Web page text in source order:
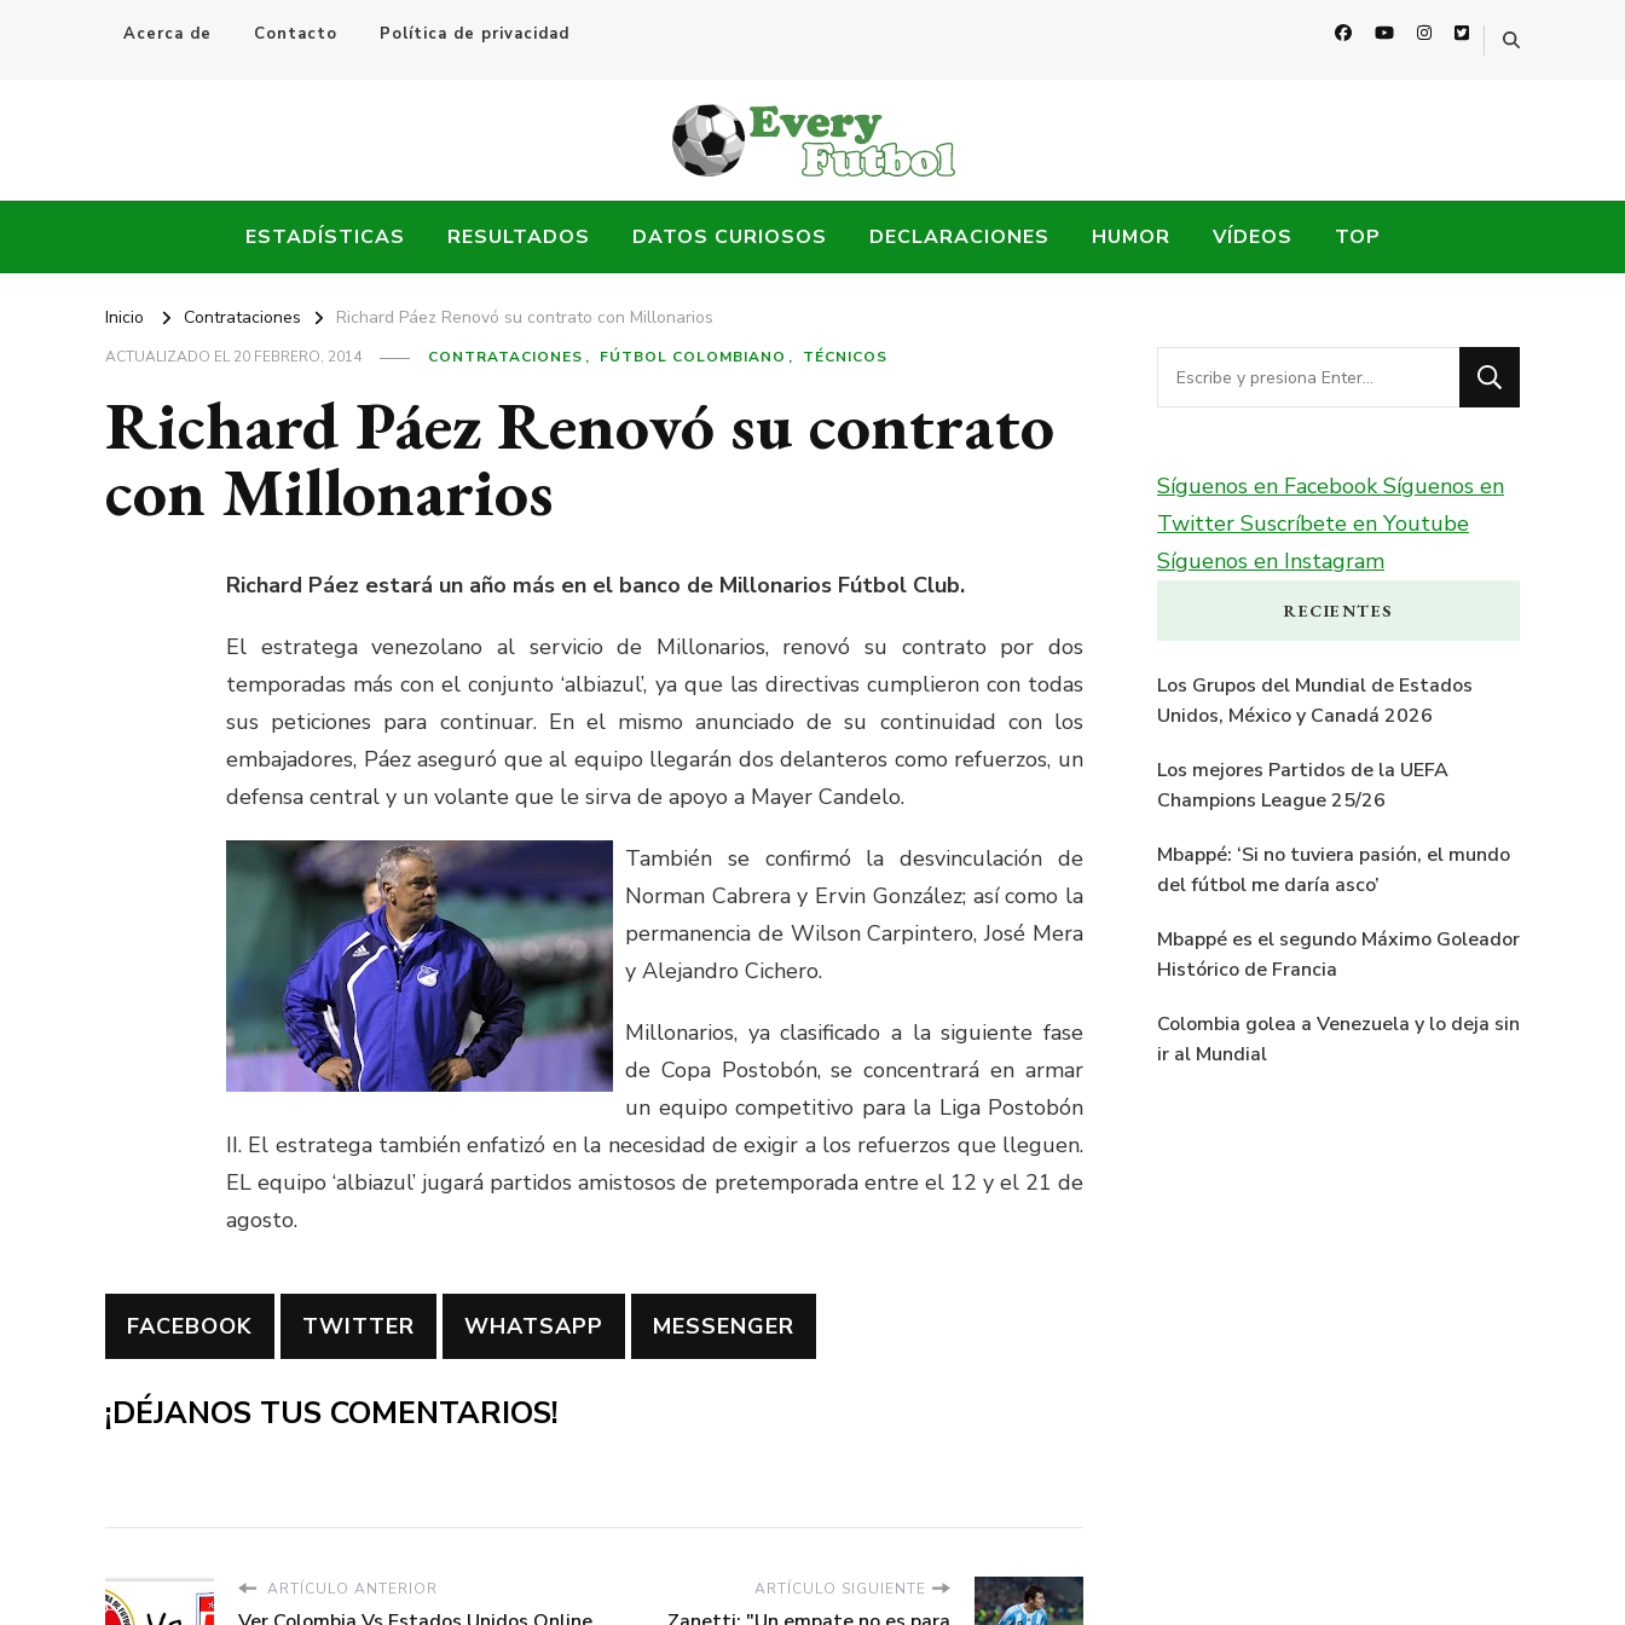
Acerca de Contacto Política de privacidad
Every Fútbol
ESTADÍSTICAS RESULTADOS DATOS CURIOSOS DECLARACIONES HUMOR VÍDEOS TOP
Inicio Contrataciones Richard Páez Renovó su contrato con Millonarios
ACTUALIZADO EL20 FEBRERO, 2014 CONTRATACIONES FÚTBOL COLOMBIANO TÉCNICOS
Richard Páez Renovó su contrato
con Millonarios
Richard Páez estará un año más en el banco de Millonarios Fútbol Club.
El estratega venezolano al servicio de Millonarios, renovó su contrato por dos
temporadas más con el conjunto ‘albiazul’, ya que las directivas cumplieron con todas
sus peticiones para continuar. En el mismo anunciado de su continuidad con los
embajadores, Páez aseguró que al equipo llegarán dos delanteros como refuerzos, un
defensa central y un volante que le sirva de apoyo a Mayer Candelo.
También se confirmó la desvinculación de
Norman Cabrera y Ervin González; así como la
permanencia de Wilson Carpintero, José Mera
y Alejandro Cichero.
Millonarios, ya clasificado a la siguiente fase
de Copa Postobón, se concentrará en armar
un equipo competitivo para la Liga Postobón
II. El estratega también enfatizó en la necesidad de exigir a los refuerzos que lleguen.
EL equipo ‘albiazul’ jugará partidos amistosos de pretemporada entre el 12 y el 21 de
agosto.
FACEBOOK TWITTER WHATSAPP MESSENGER
¡DÉJANOS TUS COMENTARIOS!
ARTÍCULO ANTERIOR ARTÍCULO SIGUIENTE
¿Buscas
algo?
Síguenos en FacebookSíguenos en
Twitter Suscríbete en Youtube
Síguenos en Instagram
RECIENTES
Los Grupos del Mundial de Estados
Unidos, México y Canadá 2026
Los mejores Partidos de la UEFA
Champions League 25/26
Mbappé: ‘Si no tuviera pasión, el mundo
del fútbol me daría asco’
Mbappé es el segundo Máximo Goleador
Histórico de Francia
Colombia golea a Venezuela y lo deja sin
ir al Mundial